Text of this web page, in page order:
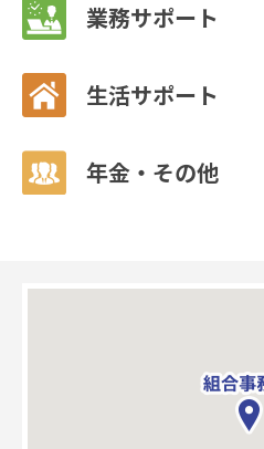
業務サポート
生活サポート
年金・その他